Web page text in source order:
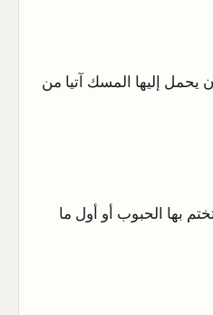
يحمل إليها المسك آتيا من
بها الحبوب أو أول ما